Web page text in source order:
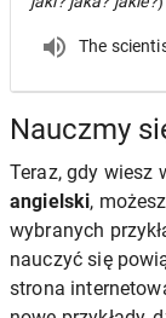
The
Nauczmy
Teraz, gdy wiesz
angielski,
wybranych
nauczyć się
strona